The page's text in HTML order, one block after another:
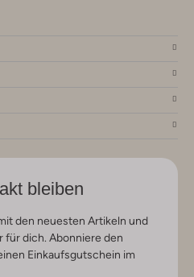
bleiben
den neuesten Artikeln und
für dich. Abonniere den
Einkaufsgutschein im